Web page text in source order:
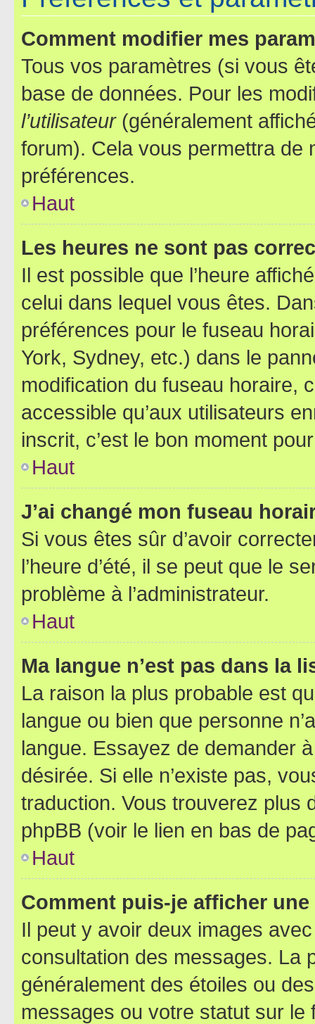
Comment modifier mes
Tous vos paramètres (si vous
base de données. Pour les
l’utilisateur(généralement
forum). Cela vous permettra de
préférences.
Haut
Les heures ne sont pas
Il est possible que l’heure
celui dans lequel vous êtes.
préférences pour le fuseau
York, Sydney, etc.) dans le
modification du fuseau horaire,
accessible qu’aux utilisateurs
inscrit, c’est le bon moment
Haut
J’ai changé mon fuseau
Si vous êtes sûr d’avoir
l’heure d’été, il se peut que le
problème à l’administrateur.
Haut
Ma langue n’est pas dans la
La raison la plus probable est
langue ou bien que personne
langue. Essayez de demander
désirée. Si elle n’existe pas,
traduction. Vous trouverez plus
phpBB (voir le lien en bas de
Haut
Comment puis-je afficher
Il peut y avoir deux images
consultation des messages. La
généralement des étoiles ou
messages ou votre statut sur